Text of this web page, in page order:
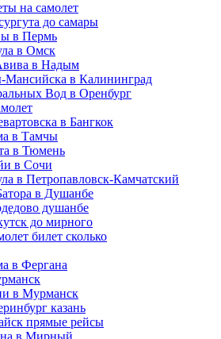
на самолет
до самары
в Пермь
в Омск
в Надым
в Калининград
Вод в Оренбург
в Бангкок
в Тамчы
в Тюмень
в Сочи
в Петропавловск-Камчатский
в Душанбе
душанбе
до мирного
билет сколько
в Фергана
в Мурманск
казань
прямые рейсы
в Мирный